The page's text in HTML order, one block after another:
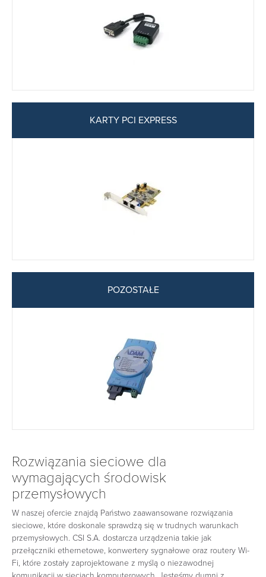
KARTY PCI EXPRESS
POZOSTAŁE
Rozwiązania sieciowe dla
wymagających środowisk
przemysłowych
W naszej ofercie znajdą Państwo zaawansowane rozwiązania
sieciowe, które doskonale sprawdzą się w trudnych warunkach
przemysłowych. CSI S.A. dostarcza urządzenia takie jak
przełączniki ethernetowe, konwertery sygnałowe oraz routery Wi-
Fi, które zostały zaprojektowane z myślą o niezawodnej